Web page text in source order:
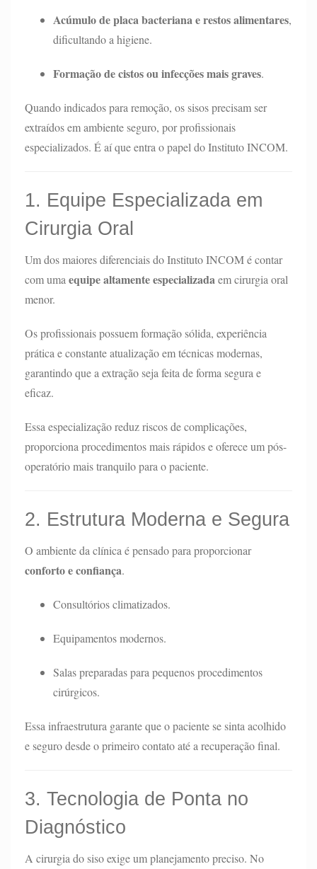
Acúmulo de placa bacteriana e restos alimentares,
dificultando a higiene.
Formação de cistos ou infecções mais graves.
Quando indicados para remoção, os sisos precisam ser
extraídos em ambiente seguro, por profissionais
especializados. É aí que entra o papel do Instituto INCOM.
1. Equipe Especializada em
Cirurgia Oral
Um dos maiores diferenciais do Instituto INCOM é contar
com uma equipe altamente especializadaem cirurgia oral
menor.
Os profissionais possuem formação sólida, experiência
prática e constante atualização em técnicas modernas,
garantindo que a extração seja feita de forma segura e
eficaz.
Essa especialização reduz riscos de complicações,
proporciona procedimentos mais rápidos e oferece um pós-
operatório mais tranquilo para o paciente.
2. Estrutura Moderna e Segura
O ambiente da clínica é pensado para proporcionar
conforto e confiança.
Consultórios climatizados.
Equipamentos modernos.
Salas preparadas para pequenos procedimentos
cirúrgicos.
Essa infraestrutura garante que o paciente se sinta acolhido
e seguro desde o primeiro contato até a recuperação final.
3. Tecnologia de Ponta no
Diagnóstico
A cirurgia do siso exige um planejamento preciso. No